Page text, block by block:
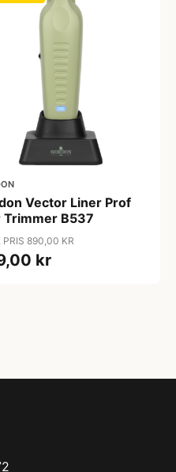
Vector Liner Prof
Trimmer B537
PRIS 890,00 KR
kr